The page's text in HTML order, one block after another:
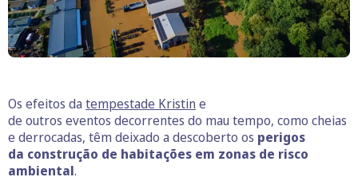
Os efeitos da tempestade Kristin e
de outros eventos decorrentes do mau tempo, como cheias
e derrocadas, têm deixado a descoberto os perigos
da construção de habitações em zonas de risco
ambiental.